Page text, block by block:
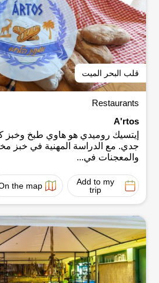
قلب البحر الميت
Restaurants
A'rtos
إيتسيك روميدي هو هاوي طبخ وخبز
جدي. مع الدراسة المهنية في خبز
والمعجنات في...
Add to my
trip
the map